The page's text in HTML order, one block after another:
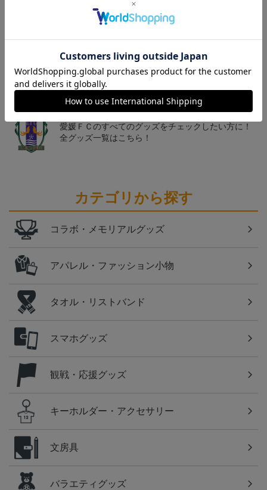
愛媛
クラウドファンディング！みんなで紡ぐ～愛媛ＦＣ
サンパークプロジェクト～
愛媛
愛媛ＦＣのすべてのグッズをチェックしたい方に！
全グッズ一覧はこちら！
カテゴリから探す
コラボ・メモリアルグッズ
アパレル・ファッション小物
タオル・リストバンド
スマホグッズ
観戦・応援グッズ
キーホルダー・アクセサリー
文房具
バラエティグッズ